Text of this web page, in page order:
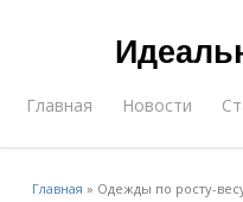
Главная Новости
Главная » Одежды по росту-